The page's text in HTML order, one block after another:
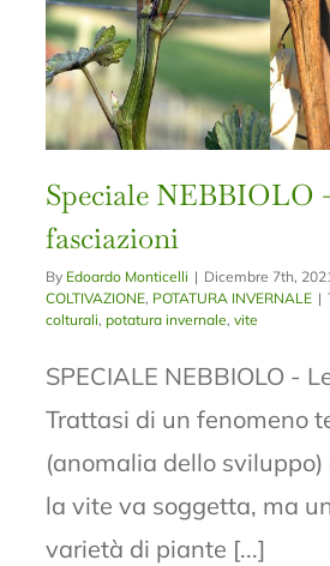
Speciale NEBBIOLO
fasciazioni
By Edoardo Monticelli | Dicembre 7th,
COLTIVAZIONE, POTATURA INVERNALE |
colturali,potatura invernale,vite
SPECIALE NEBBIOLO -
Trattasi di un fenomeno
(anomalia dello
la vite va soggetta, ma
varietà di piante [...]